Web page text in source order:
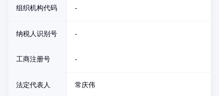
组织机构代码 -
纳税人识别号 -
工商注册号 -
法定代表人 常庆伟